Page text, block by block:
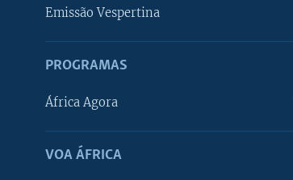
Emissão Vespertina
PROGRAMAS
África Agora
VOA ÁFRICA